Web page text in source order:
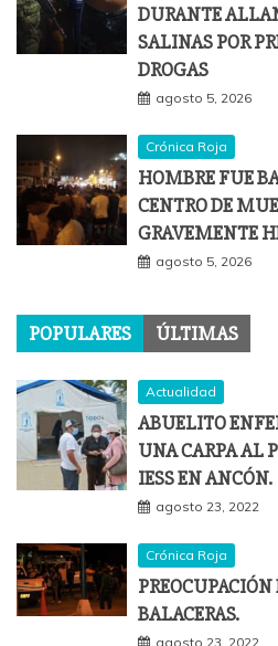
DURANTE
SALINAS POR
DROGAS
agosto 5, 2026
Crónica Roja
HOMBRE FUE
CENTRO DE
GRAVEMENTE
agosto 5, 2026
POPULARES ÚLTIMAS
Actualidad
ABUELITO
UNA CARPA AL
IESS EN ANCÓN.
agosto 23, 2022
Crónica Roja
BALACERAS.
agosto 23, 2022